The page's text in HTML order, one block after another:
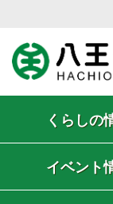
くらしの
イベント